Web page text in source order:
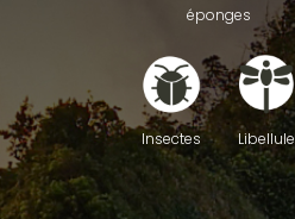
éponges
Insectes Libellule